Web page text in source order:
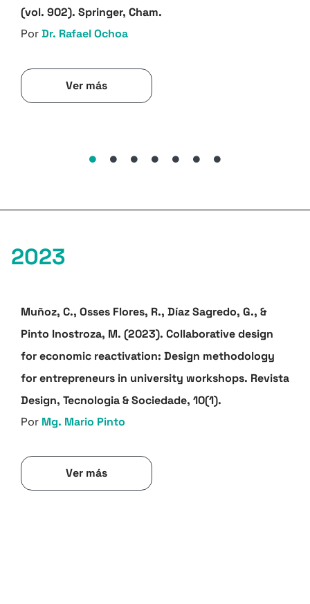
(vol. 902). Springer, Cham.
PorDr. Rafael Ochoa
Ver más
2023
Muñoz, C., Osses Flores, R., Díaz Sagredo, G., &
Pinto Inostroza, M. (2023). Collaborative design
for economic reactivation: Design methodology
for entrepreneurs in university workshops. Revista
Design, Tecnologia & Sociedade, 10(1).
Por Mg. Mario Pinto
Ver más